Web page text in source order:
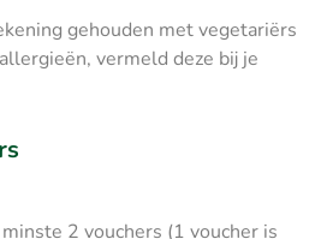
gehouden met vegetariërs
vermeld deze bij je
2 vouchers (1 voucher is